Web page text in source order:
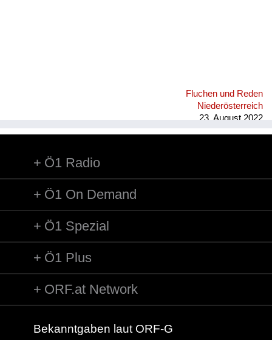
Fluchen und Reden
Niederösterreich
23. August 2022
Ö1 Radio
Ö1 On Demand
Ö1 Spezial
Ö1 Plus
ORF.at Network
Bekanntgaben laut ORF-G